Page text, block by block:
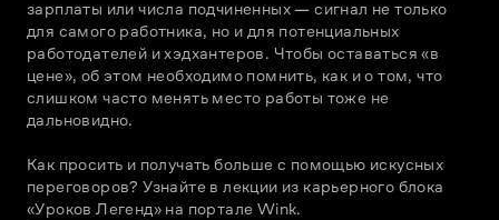
зарплаты или числа подчиненных — сигнал не только
для самого работника, но и для потенциальных
работодателей и хэдхантеров. Чтобы оставаться «в
цене», об этом необходимо помнить, как и о том, что
слишком часто менять место работы тоже не
дальновидно.
Как просить и получать больше с помощью искусных
переговоров? Узнайте в лекции из карьерного блока
«Уроков Легенд» на портале Wink.